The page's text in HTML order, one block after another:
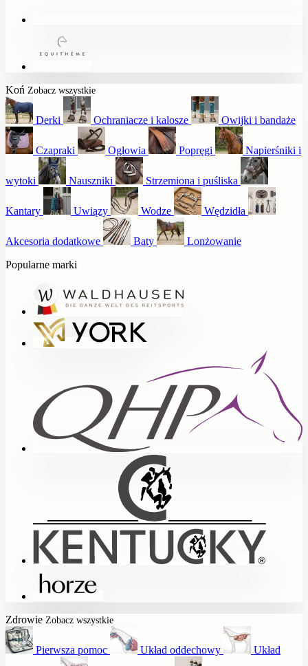
Koń Zobacz wszystkie
Derki Ochraniacze i kalosze Owijki i bandaże
Czapraki Ogłowia Popręgi Napierśniki i
wytoki Nauszniki Strzemiona i puśliska
Kantary Uwiązy Wodze Wędzidła
Akcesoria dodatkowe Baty
Lonżowanie
Popularne marki
Zdrowie Zobacz wszystkie
Pierwsza pomoc Układ oddechowy Układ